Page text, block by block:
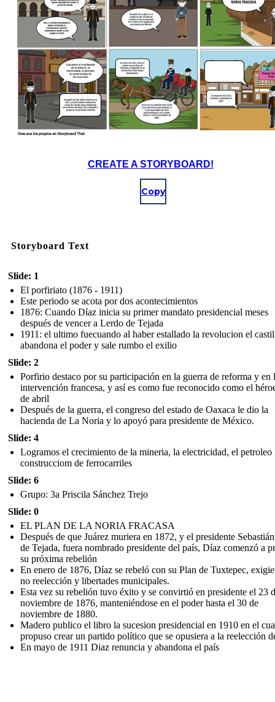
CREATE A STORYBOARD!
Copy
Storyboard Text
Slide: 1
El porfiriato (1876 - 1911)
Este periodo se acota por dos acontecimientos
1876: Cuando Díaz inicia su primer mandato presidencial meses
después de vencer a Lerdo de Tejada
1911: el ultimo fuecuando al haber estallado la revolucion el
abandona el poder y sale rumbo el exilio
Slide: 2
Porfirio destaco por su participación en la guerra de reforma y en
intervención francesa, y así es como fue reconocido como el
de abril
Después de la guerra, el congreso del estado de Oaxaca le dio la
hacienda de La Noria y lo apoyó para presidente de México.
Slide: 4
Logramos el crecimiento de la mineria, la electricidad, el petroleo
construcciom de ferrocarriles
Slide: 6
Grupo: 3a Priscila Sánchez Trejo
Slide: 0
EL PLAN DE LA NORIA FRACASA
Después de que Juárez muriera en 1872, y el presidente
de Tejada, fuera nombrado presidente del país, Díaz comenzó a
su próxima rebelión
En enero de 1876, Díaz se rebeló con su Plan de Tuxtepec,
no reelección y libertades municipales.
Esta vez su rebelión tuvo éxito y se convirtió en presidente el 23
noviembre de 1876, manteniéndose en el poder hasta el 30 de
noviembre de 1880.
Madero publico el libro la sucesion presidencial en 1910 en el
propuso crear un partido político que se opusiera a la reelección
En mayo de 1911 Diaz renuncia y abandona el país